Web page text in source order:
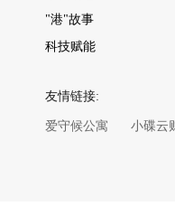
"港"故事
科技赋能
友情链接:
爱守候公寓 小碟云